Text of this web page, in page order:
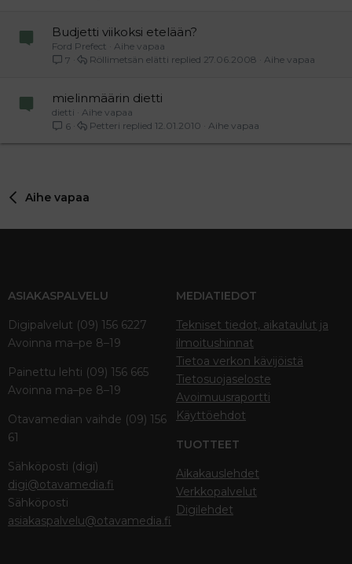
Budjetti viikoksi etelään?
Ford Prefect
Aihe vapaa
7
Aihe vapaa
27.06.2008
Röllimetsän elätti
mielinmäärin dietti
dietti
Aihe vapaa
6
Aihe vapaa
12.01.2010
Petteri
Aihe vapaa
ASIAKASPALVELU
Digipalvelut (09) 156 6227
Avoinna ma–pe 8–19
Painettu lehti (09) 156 665
Avoinna ma–pe 8–19
Otavamedian vaihde (09) 156
61
Sähköposti (digi)
digi@otavamedia.fi
Sähköposti
asiakaspalvelu@otavamedia.fi
MEDIATIEDOT
Tekniset tiedot, aikataulut ja
ilmoitushinnat
Tietoa verkon kävijöistä
Tietosuojaseloste
Avoimuusraportti
Käyttöehdot
TUOTTEET
Aikakauslehdet
Verkkopalvelut
Digilehdet